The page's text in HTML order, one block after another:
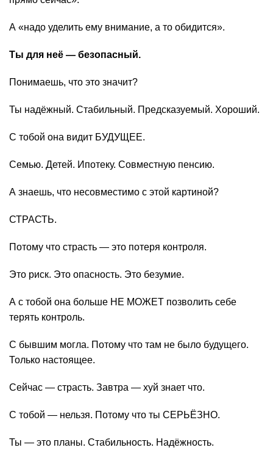
А «надо уделить ему внимание, а то обидится».
Ты для неё — безопасный.
Понимаешь, что это значит?
Ты надёжный. Стабильный. Предсказуемый. Хороший.
С тобой она видит БУДУЩЕЕ.
Семью. Детей. Ипотеку. Совместную пенсию.
А знаешь, что несовместимо с этой картиной?
СТРАСТЬ.
Потому что страсть — это потеря контроля.
Это риск. Это опасность. Это безумие.
А с тобой она больше НЕ МОЖЕТ позволить себе
терять контроль.
С бывшим могла. Потому что там не было будущего.
Только настоящее.
Сейчас — страсть. Завтра — хуй знает что.
С тобой — нельзя. Потому что ты СЕРЬЁЗНО.
Ты — это планы. Стабильность. Надёжность.